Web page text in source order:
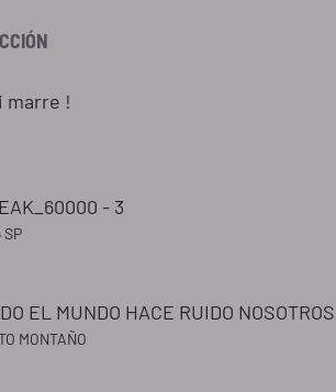
marre !
- 3
SP
EL MUNDO HACE RUIDO
MONTAÑO